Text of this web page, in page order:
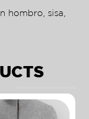
hombro, sisa,